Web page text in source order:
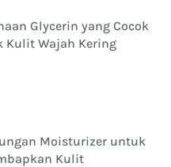
Glycerin yang Cocok
Kulit Wajah Kering
Moisturizer untuk
Kulit